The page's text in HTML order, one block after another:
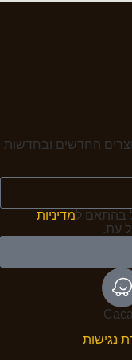
החדשים ובחדשות
בהתאם למדיניות
עת.
נגישות